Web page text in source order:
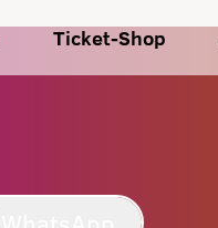
Ticket-Shop